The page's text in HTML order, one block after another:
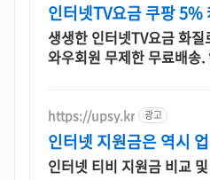
인터넷TV요금 쿠팡 5%
생생한 인터넷TV요금 화
와우회원 무제한 무료배송
https://upsy.kr 광고
인터넷 지원금은 역시
인터넷 티비 지원금 비교